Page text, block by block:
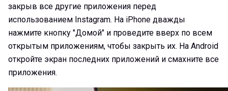
закрыв все другие приложения перед
использованием Instagram. На iPhone дважды
нажмите кнопку "Домой" и проведите вверх по всем
открытым приложениям, чтобы закрыть их. На Android
откройте экран последних приложений и смахните все
приложения.